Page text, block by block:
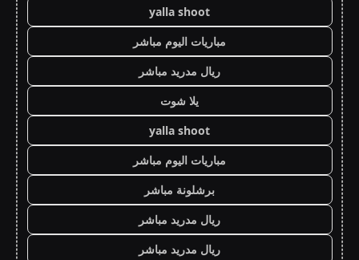
yalla shoot
مباريات اليوم مباشر
ريال مدريد مباشر
يلا شوت
yalla shoot
مباريات اليوم مباشر
برشلونة مباشر
ريال مدريد مباشر
ريال مدريد مباشر